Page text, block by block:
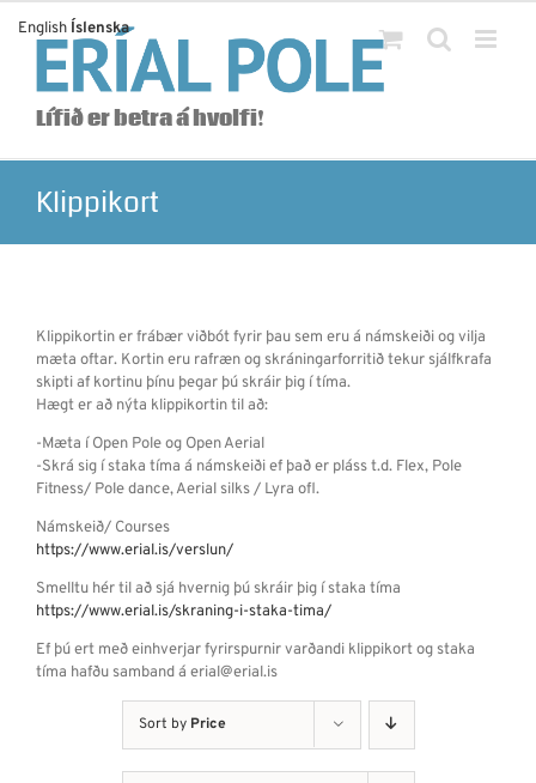
content
Lífið er betra á hvolfi!
Klippikort
Klippikortin er frábær viðbót fyrir þau sem eru á námskeiði og vilja
mæta oftar. Kortin eru rafræn og skráningarforritið tekur sjálfkrafa
skipti af kortinu þínu þegar þú skráir þig í tíma.
Hægt er að nýta klippikortin til að:
-Mæta í Open Pole og Open Aerial
-Skrá sig í staka tíma á námskeiði ef það er pláss t.d. Flex, Pole
Fitness/ Pole dance, Aerial silks / Lyra ofl.
Námskeið/ Courses
https://www.erial.is/verslun/
Smelltu hér til að sjá hvernig þú skráir þig í staka tíma
https://www.erial.is/skraning-i-staka-tima/
Ef þú ert með einhverjar fyrirspurnir varðandi klippikort og staka
tíma hafðu samband á erial@erial.is
Sort by Price
English Íslenska